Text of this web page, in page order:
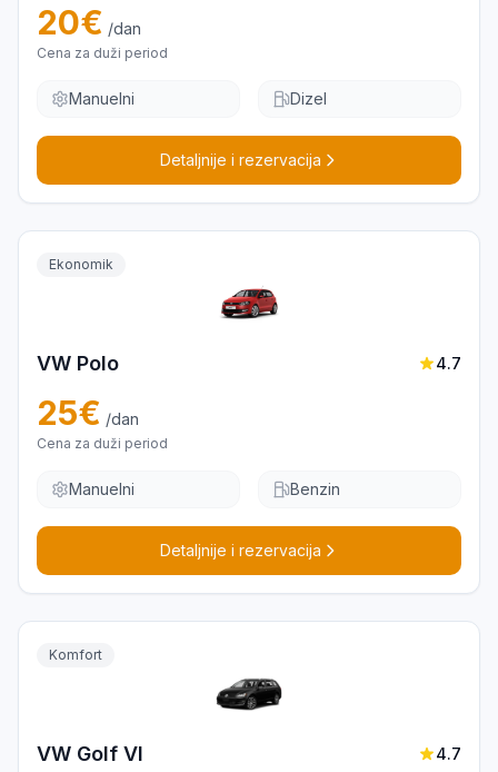
20€ /dan
Cena za duži period
Manuelni Dizel
Detaljnije i rezervacija
Ekonomik
VW Polo 4.7
25€ /dan
Cena za duži period
Manuelni Benzin
Detaljnije i rezervacija
Komfort
VW Golf VI 4.7